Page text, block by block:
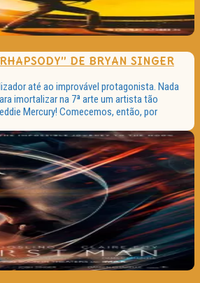
DE BRYAN SINGER
até ao improvável protagonista. Nada
imortalizar na 7ª arte um artista tão
Mercury! Comecemos, então, por